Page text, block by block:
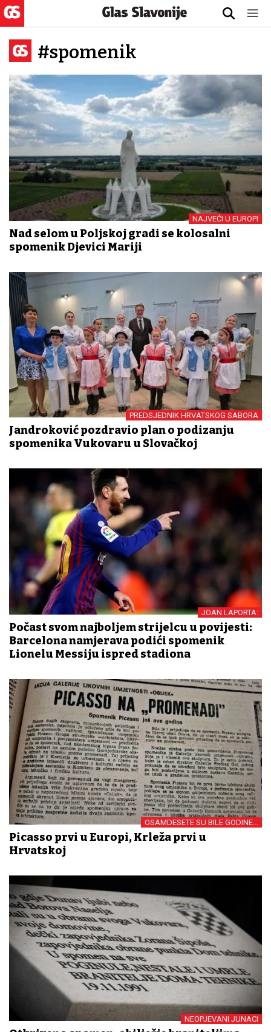
#spomenik
NAJVEĆI U EUROPI
Nad selom u Poljskoj gradi se kolosalni
spomenik Djevici Mariji
PREDSJEDNIK HRVATSKOG SABORA
Jandroković pozdravio plan o podizanju
spomenika Vukovaru u Slovačkoj
JOAN LAPORTA:
Počast svom najboljem strijelcu u povijesti:
Barcelona namjerava podići spomenik
Lionelu Messiju ispred stadiona
OSAMDESETE SU BILE GODINE...
Picasso prvi u Europi, Krleža prvi u
Hrvatskoj
NEOPJEVANI JUNACI